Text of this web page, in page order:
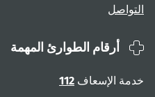
التواصل
أرقام الطوارئ المهمة
خدمة الإسعاف 112